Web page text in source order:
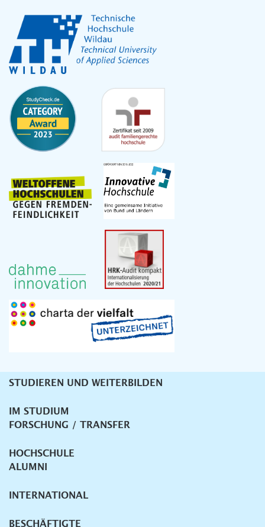
Unternavigation
STUDIEREN UND WEITERBILDEN
IM STUDIUM
FORSCHUNG / TRANSFER
HOCHSCHULE
ALUMNI
INTERNATIONAL
BESCHÄFTIGTE